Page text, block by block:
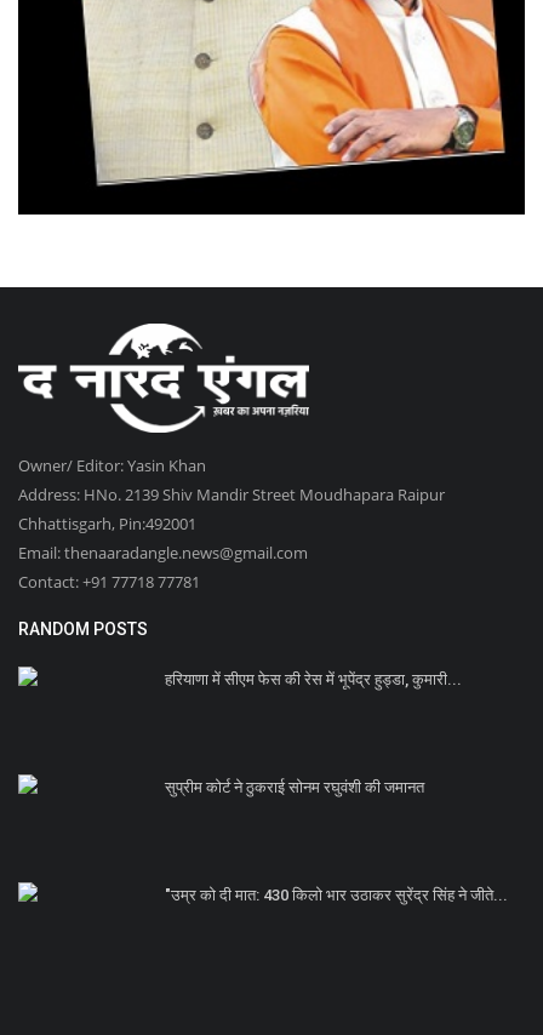
Owner/ Editor: Yasin Khan
Address: HNo. 2139 Shiv Mandir Street Moudhapara Raipur
Chhattisgarh, Pin:492001
Email: thenaaradangle.news@gmail.com
Contact: +91 77718 77781
RANDOM POSTS
हरियाणा में सीएम फेस की रेस में भूपेंद्र हुड्डा, कुमारी...
सुप्रीम कोर्ट ने ठुकराई सोनम रघुवंशी की जमानत
"उम्र को दी मात: 430 किलो भार उठाकर सुरेंद्र सिंह ने जीते...